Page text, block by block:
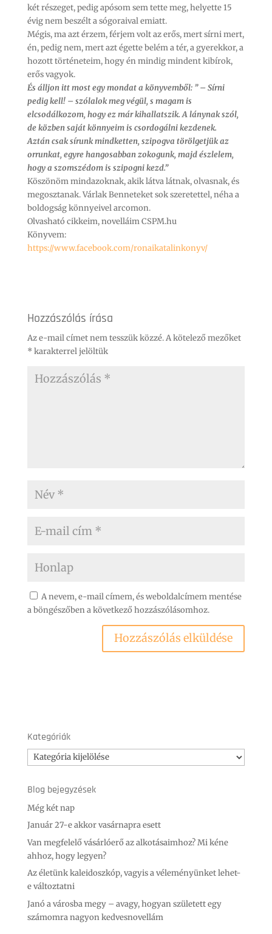
két részeget, pedig apósom sem tette meg, helyette 15
évig nem beszélt a sógoraival emiatt.
Mégis, ma azt érzem, férjem volt az erős, mert sírni mert,
én, pedig nem, mert azt égette belém a tér, a gyerekkor, a
hozott történeteim, hogy én mindig mindent kibírok,
erős vagyok.
És álljon itt most egy mondat a könyvemből: ” – Sírni
pedig kell! – szólalok meg végül, s magam is
elcsodálkozom, hogy ez már kihallatszik. A lánynak szól,
de közben saját könnyeim is csordogálni kezdenek.
Aztán csak sírunk mindketten, szipogva törölgetjük az
orrunkat, egyre hangosabban zokogunk, majd észlelem,
hogy a szomszédom is szipogni kezd.”
Köszönöm mindazoknak, akik látva látnak, olvasnak, és
megosztanak. Várlak Benneteket sok szeretettel, néha a
boldogság könnyeivel arcomon.
Olvasható cikkeim, novelláim CSPM.hu
Könyvem:
https://www.facebook.com/ronaikatalinkonyv/
Hozzászólás írása
Az e-mail címet nem tesszük közzé.A kötelező mezőket
* karakterrel jelöltük
A nevem, e-mail címem, és weboldalcímem mentése
a böngészőben a következő hozzászólásomhoz.
Kategóriák
Kategóriák
Blog bejegyzések
Még két nap
Január 27-e akkor vasárnapra esett
Van megfelelő vásárlóerő az alkotásaimhoz? Mi kéne
ahhoz, hogy legyen?
Az életünk kaleidoszkóp, vagyis a véleményünket lehet-
e változtatni
Janó a városba megy – avagy, hogyan született egy
számomra nagyon kedvesnovellám